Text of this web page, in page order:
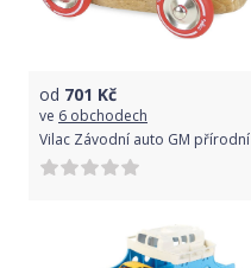
od 701 Kč
ve 6 obchodech
Vilac Závodní auto GM přírodní